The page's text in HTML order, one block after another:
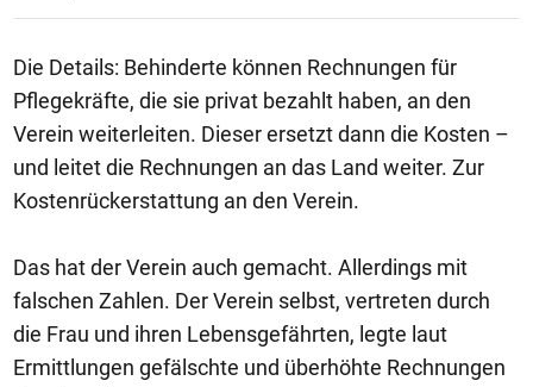
Die Details: Behinderte können Rechnungen für
Pflegekräfte, die sie privat bezahlt haben, an den
Verein weiterleiten. Dieser ersetzt dann die Kosten –
und leitet die Rechnungen an das Land weiter. Zur
Kostenrückerstattung an den Verein.
Das hat der Verein auch gemacht. Allerdings mit
falschen Zahlen. Der Verein selbst, vertreten durch
die Frau und ihren Lebensgefährten, legte laut
Ermittlungen gefälschte und überhöhte Rechnungen